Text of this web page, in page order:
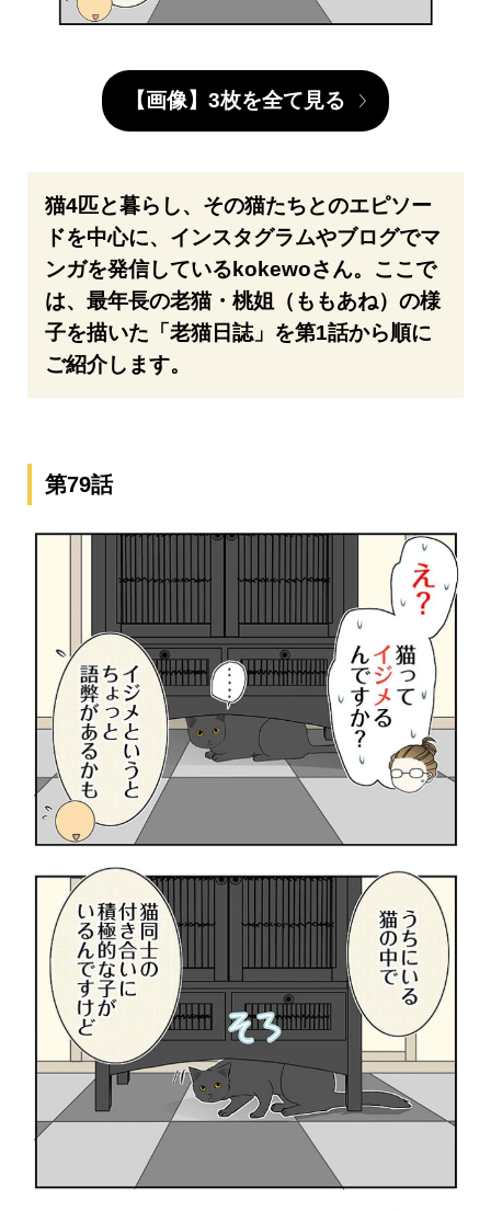
【画像】3枚を全て見る
猫4匹と暮らし、その猫たちとのエピソー
ドを中心に、インスタグラムやブログでマ
ンガを発信しているkokewoさん。ここで
は、最年長の老猫・桃姐（ももあね）の様
子を描いた「老猫日誌」を第1話から順に
ご紹介します。
第79話